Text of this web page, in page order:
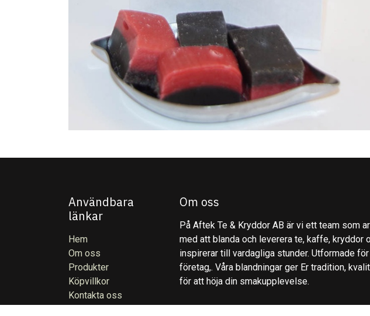
Användbara
länkar
Hem
Om oss
Produkter
Köpvillkor
Kontakta oss
Om oss
På Aftek Te & Kryddor AB är vi ett team som
med att blanda och leverera te, kaffe, kryddor
inspirerar till vardagliga stunder. Utformade
företag,. Våra blandningar ger Er tradition,
för att höja din smakupplevelse.